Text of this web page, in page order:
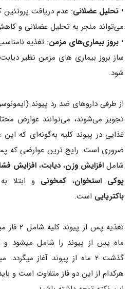
• تحلیل عضلانی: عدم دریافت پروتئین
می‌تواند منجر به تحلیل عضلانی و
• بروز بیماری‌های مزمن: تغذیه
ساز بروز بیماری های مزمن نظیر
شود.
از طرفی داروهای ضد رد پیوند
تجویز می‌شوند، می‌توانند عوارض
غذایی در پیوند کلیه به‌گونه‌ای که
ضروری است. رایج ترین عوارضی که
شامل افزایش وزن، دیابت، افزایش
پوکی استخوان، کمخونی و ابتلا
باکتریایی است.
تغذیه پس از پیوند کلیه شامل ۲ فاز میشود.
ماه پس از پیوند را شامل میشود و
گذشت ۲ ماه از پیوند آغاز
هرکدام از این دو فاز متفاوت است و